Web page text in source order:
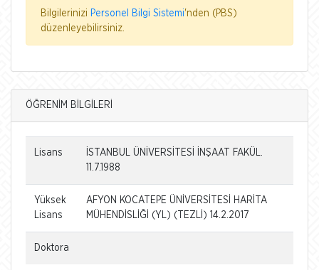
Bilgilerinizi Personel Bilgi Sistemi'nden (PBS)
düzenleyebilirsiniz.
ÖĞRENİM BİLGİLERİ
Lisans
İSTANBUL ÜNİVERSİTESİ İNŞAAT FAKÜL.
11.7.1988
Yüksek
Lisans
AFYON KOCATEPE ÜNİVERSİTESİ HARİTA
MÜHENDİSLİĞİ (YL) (TEZLİ) 14.2.2017
Doktora